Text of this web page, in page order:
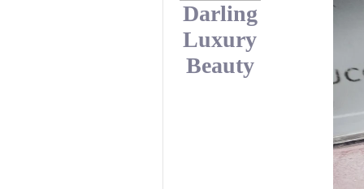
Darling
Luxury
Beauty